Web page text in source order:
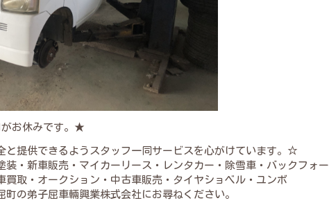
お休みです。★
提供できるようスタッフ一同サービスを心がけています。☆
装・新車販売・マイカーリース・レンタカー・除雪車・バックフォー
取・オークション・中古車販売・タイヤショベル・ユンボ
の弟子屈車輛興業株式会社にお尋ねください。